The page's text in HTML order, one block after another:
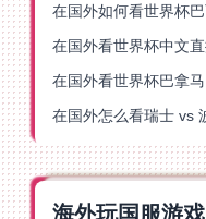
海外玩国服游戏